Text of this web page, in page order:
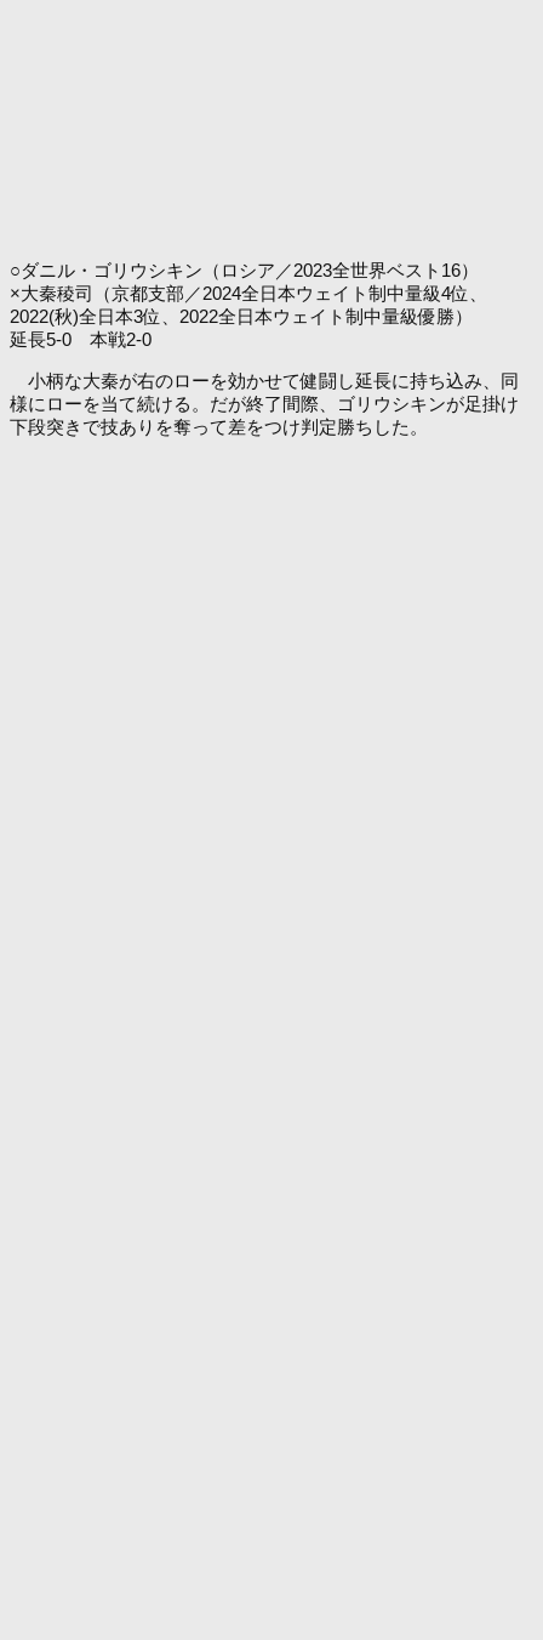
○ダニル・ゴリウシキン（ロシア／2023全世界ベスト16）
×大秦稜司（京都支部／2024全日本ウェイト制中量級4位、
2022(秋)全日本3位、2022全日本ウェイト制中量級優勝）
延長5-0 本戦2-0
小柄な大秦が右のローを効かせて健闘し延長に持ち込み、同
様にローを当て続ける。だが終了間際、ゴリウシキンが足掛け
下段突きで技ありを奪って差をつけ判定勝ちした。